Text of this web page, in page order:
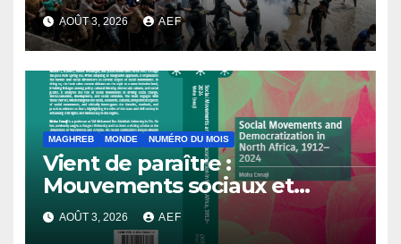
l’Avenir
AOÛT 3, 2026 AEF
MAGHREB MONDE NUMÉRO DU MOIS
Vient de paraître :
Mouvements sociaux et
démocratisation en Afrique
du Nord, 1912-2024
AOÛT 3, 2026 AEF